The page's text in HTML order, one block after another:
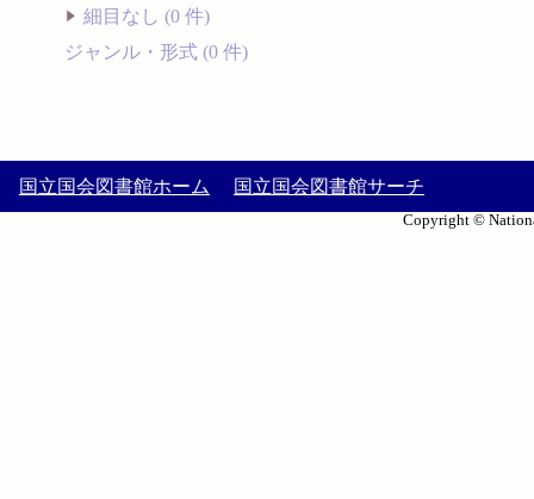
細目なし (0 件)
ジャンル・形式 (0 件)
国立国会図書館ホーム 国立国会図書館サーチ
Copyright ©